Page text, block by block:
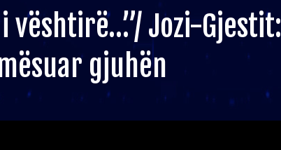
vështirë…”/ Jozi-Gjestit:
gjuhën